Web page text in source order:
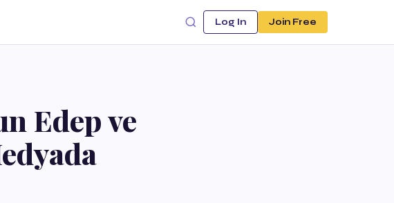
Log In Join Free
Edep ve